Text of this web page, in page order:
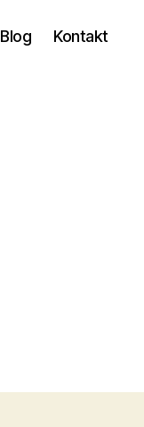
Blog Kontakt